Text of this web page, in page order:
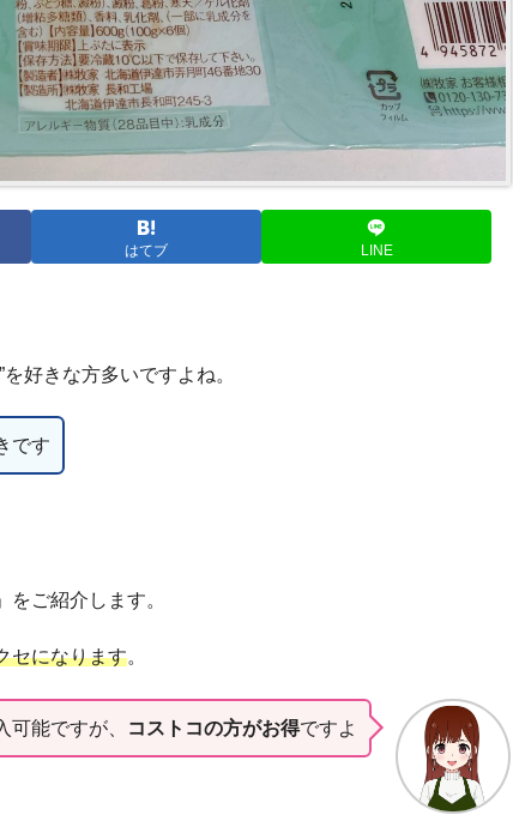
はてブ LINE
”を好きな方多いですよね。
です
をご紹介します。
セになります。
能ですが、 コストコの方がお得ですよ